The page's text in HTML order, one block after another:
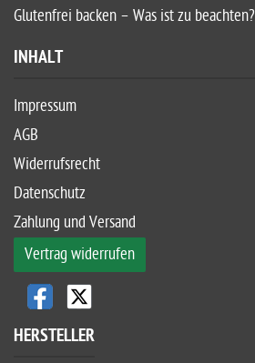
Glutenfrei backen – Was ist zu beachten?
INHALT
Impressum
AGB
Widerrufsrecht
Datenschutz
Zahlung und Versand
Vertrag widerrufen
HERSTELLER